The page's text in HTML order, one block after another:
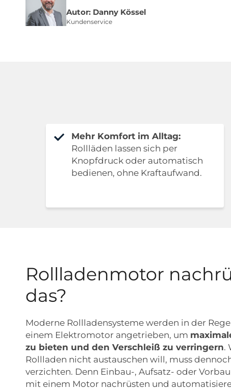
Autor: Danny Kössel
Kundenservice
Mehr Komfort im Alltag:
Rollläden lassen sich per
Knopfdruck oder automatisch
bedienen, ohne Kraftaufwand.
Rollladenmotor
das?
Moderne Rollladensysteme werden in der
einem Elektromotor angetrieben, um
zu bieten und den Verschleiß zu verringern.
Rollladen nicht austauschen will, muss
verzichten. Denn Einbau-, Aufsatz- oder
mit einem Motor nachrüsten und